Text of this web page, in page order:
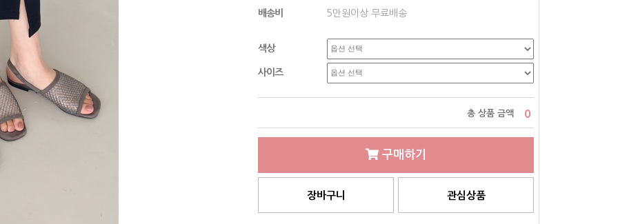
배송비 5만원이상 무료배송
색상
사이즈
총 상품 금액 0
구매하기
장바구니 관심상품